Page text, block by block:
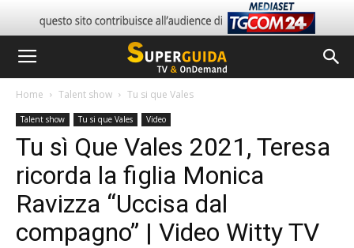
Home Talent show Tu si que Vales
Talent show Tu si que Vales Video
Tu sì Que Vales 2021, Teresa
ricorda la figlia Monica
Ravizza “Uccisa dal
compagno” | Video Witty TV